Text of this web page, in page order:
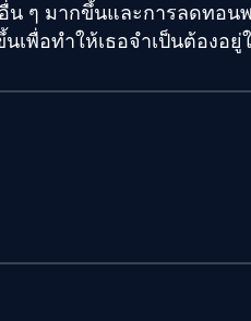
น ๆ มากขึ้นและการลดทอน
เพื่อทำให้เธอจำเป็นต้องอ